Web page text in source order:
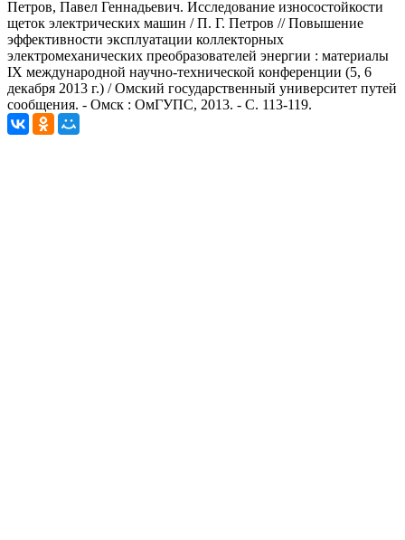
Петров, Павел Геннадьевич. Исследование износостойкости
щеток электрических машин / П. Г. Петров // Повышение
эффективности эксплуатации коллекторных
электромеханических преобразователей энергии : материалы
IX международной научно-технической конференции (5, 6
декабря 2013 г.) / Омский государственный университет путей
сообщения. - Омск : ОмГУПС, 2013. - С. 113-119.